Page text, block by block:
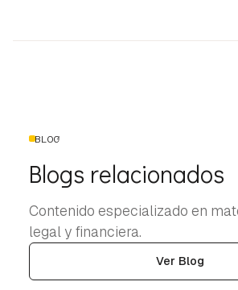
BLOG
Blogs relacionados
Contenido especializado en
legal y financiera.
Ver Blog